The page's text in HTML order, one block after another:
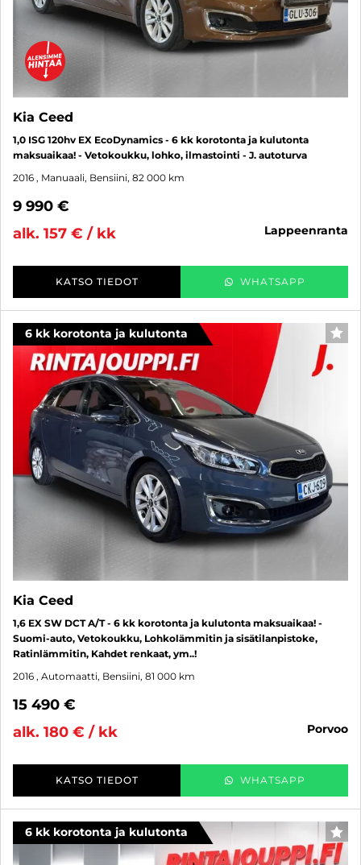
Kia Ceed
1,0 ISG 120hv EX EcoDynamics - 6 kk korotonta ja kulutonta
maksuaikaa! - Vetokoukku, lohko, ilmastointi - J. autoturva
2016 , Manuaali, Bensiini, 82 000 km
9 990 €
alk. 157 € / kk
lappeenranta
KATSO TIEDOT WHATSAPP
6 kk korotonta ja kulutonta
Kia Ceed
1,6 EX SW DCT A/T - 6 kk korotonta ja kulutonta maksuaikaa! -
Suomi-auto, Vetokoukku, Lohkolämmitin ja sisätilanpistoke,
Ratinlämmitin, Kahdet renkaat, ym..!
2016 , Automaatti, Bensiini, 81 000 km
15 490 €
alk. 180 € / kk
porvoo
KATSO TIEDOT WHATSAPP
6 kk korotonta ja kulutonta